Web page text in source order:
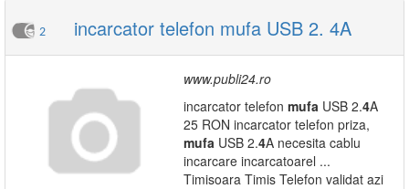
2 incarcator telefon mufa USB 2. 4A
www.publi24.ro
incarcator telefon mufa USB 2.4A
25 RON incarcator telefon priza,
mufa USB 2.4A necesita cablu
incarcare incarcatoarel ...
Timisoara Timis Telefon validat azi